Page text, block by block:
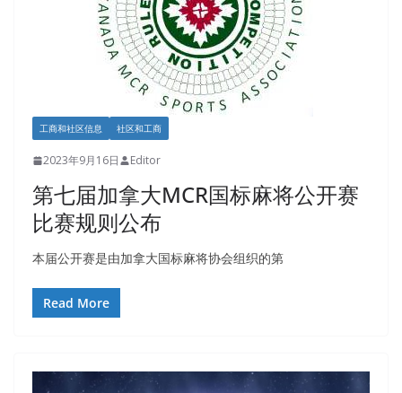
工商和社区信息 社区和工商
2023年9月16日 Editor
第七届加拿大MCR国标麻将公开赛
比赛规则公布
本届公开赛是由加拿大国标麻将协会组织的第
Read More